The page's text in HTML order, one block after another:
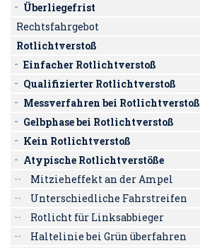
Überliegefrist
Rechtsfahrgebot
Rotlichtverstoß
Einfacher Rotlichtverstoß
Qualifizierter Rotlichtverstoß
Messverfahren bei Rotlichtverstoß
Gelbphase bei Rotlichtverstoß
Kein Rotlichtverstoß
Atypische Rotlichtverstöße
Mitzieheffekt an der Ampel
Unterschiedliche Fahrstreifen
Rotlicht für Linksabbieger
Haltelinie bei Grün überfahren